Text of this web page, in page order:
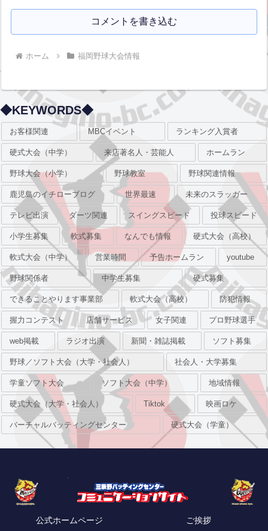
コメントを書き込む
ホーム 福岡野球大会情報
◆KEYWORDS◆
お客様関連 MBCイベント ランキング入賞者
硬式大会（中学） 来店著名人・芸能人 ホームラン
野球大会（小学） 野球教室 野球関連情報
鹿児島のイチローブログ 世界最速 未来のスラッガー
テレビ出演 ダーツ関連 スイングスピード 投球スピード
小学生募集 軟式募集 なんでも情報 硬式大会（高校）
軟式大会（中学） 営業時間 予告ホームラン youtube
野球関係者 中学生募集 硬式募集
できることやります事業部 軟式大会（高校） 防犯情報
握力コンテスト 店舗サービス 女子関連 プロ野球選手
web掲載 ラジオ出演 新聞・雑誌掲載 ソフト募集
野球／ソフト大会（大学・社会人） 社会人・大学募集
学童ソフト大会 ソフト大会（中学） 地域情報
硬式大会（大学・社会人） Tiktok 映画ロケ
バーチャルバッティングセンター 硬式大会（学童）
公式ホームページ ご挨拶